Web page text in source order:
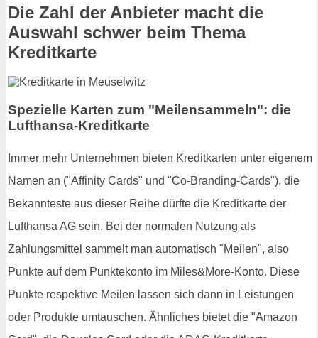
Die Zahl der Anbieter macht die
Auswahl schwer beim Thema
Kreditkarte
Spezielle Karten zum "Meilensammeln": die
Lufthansa-Kreditkarte
Immer mehr Unternehmen bieten Kreditkarten unter eigenem
Namen an ("Affinity Cards" und "Co-Branding-Cards"), die
Bekannteste aus dieser Reihe dürfte die Kreditkarte der
Lufthansa AG sein. Bei der normalen Nutzung als
Zahlungsmittel sammelt man automatisch "Meilen", also
Punkte auf dem Punktekonto im Miles&More-Konto. Diese
Punkte respektive Meilen lassen sich dann in Leistungen
oder Produkte umtauschen. Ähnliches bietet die "Amazon